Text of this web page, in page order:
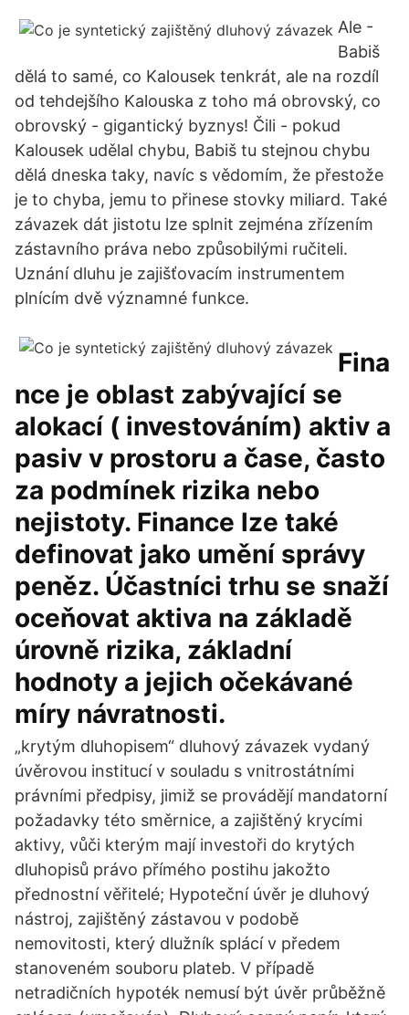
Ale -
Babiš
dělá to samé, co Kalousek tenkrát, ale na rozdíl
od tehdejšího Kalouska z toho má obrovský, co
obrovský - gigantický byznys! Čili - pokud
Kalousek udělal chybu, Babiš tu stejnou chybu
dělá dneska taky, navíc s vědomím, že přestože
je to chyba, jemu to přinese stovky miliard. Také
závazek dát jistotu lze splnit zejména zřízením
zástavního práva nebo způsobilými ručiteli.
Uznání dluhu je zajišťovacím instrumentem
plnícím dvě významné funkce.
Fina
nce je oblast zabývající se
alokací ( investováním) aktiv a
pasiv v prostoru a čase, často
za podmínek rizika nebo
nejistoty. Finance lze také
definovat jako umění správy
peněz. Účastníci trhu se snaží
oceňovat aktiva na základě
úrovně rizika, základní
hodnoty a jejich očekávané
míry návratnosti.
„krytým dluhopisem“ dluhový závazek vydaný
úvěrovou institucí v souladu s vnitrostátními
právními předpisy, jimiž se provádějí mandatorní
požadavky této směrnice, a zajištěný krycími
aktivy, vůči kterým mají investoři do krytých
dluhopisů právo přímého postihu jakožto
přednostní věřitelé; Hypoteční úvěr je dluhový
nástroj, zajištěný zástavou v podobě
nemovitosti, který dlužník splácí v předem
stanoveném souboru plateb. V případě
netradičních hypoték nemusí být úvěr průběžně